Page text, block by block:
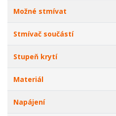
Možné stmívat
Stmívač součástí
Stupeň krytí
Materiál
Napájení